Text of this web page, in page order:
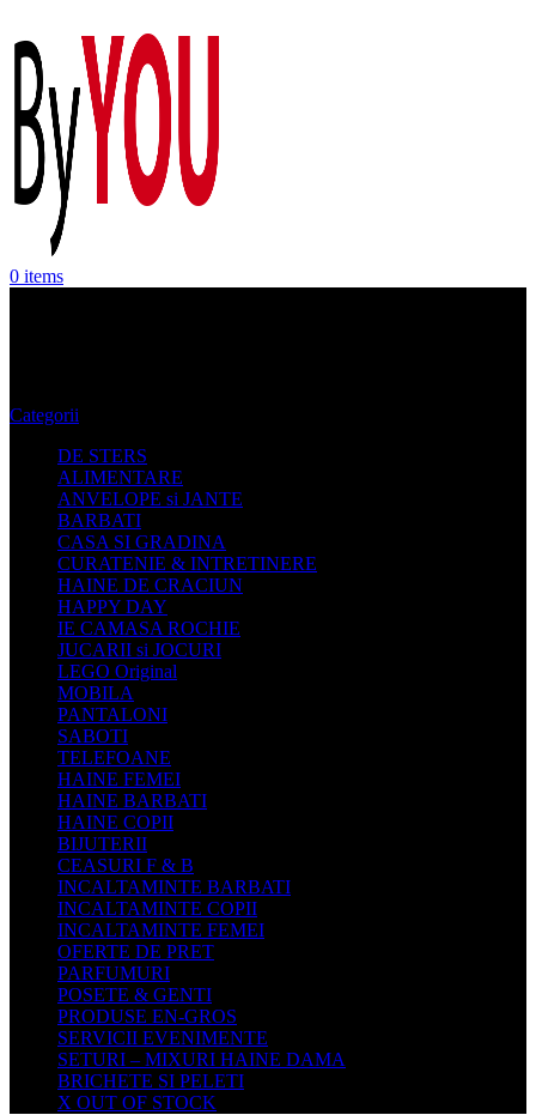
0 items
Categorii
DE STERS
ALIMENTARE
ANVELOPE si JANTE
BARBATI
CASA SI GRADINA
CURATENIE & INTRETINERE
HAINE DE CRACIUN
HAPPY DAY
IE CAMASA ROCHIE
JUCARII si JOCURI
LEGO Original
MOBILA
PANTALONI
SABOTI
TELEFOANE
HAINE FEMEI
HAINE BARBATI
HAINE COPII
BIJUTERII
CEASURI F & B
INCALTAMINTE BARBATI
INCALTAMINTE COPII
INCALTAMINTE FEMEI
OFERTE DE PRET
PARFUMURI
POSETE & GENTI
PRODUSE EN-GROS
SERVICII EVENIMENTE
SETURI – MIXURI HAINE DAMA
BRICHETE SI PELETI
X OUT OF STOCK